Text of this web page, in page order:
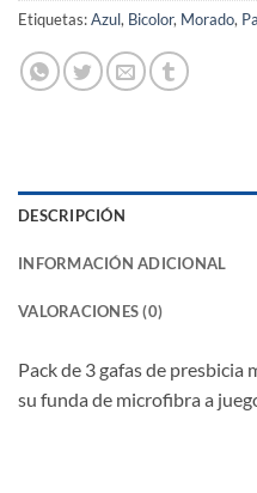
Etiquetas:Azul, Bicolor, Morado,
DESCRIPCIÓN
INFORMACIÓN ADICIONAL
VALORACIONES (0)
Pack de 3 gafas de
su funda de microfibra a